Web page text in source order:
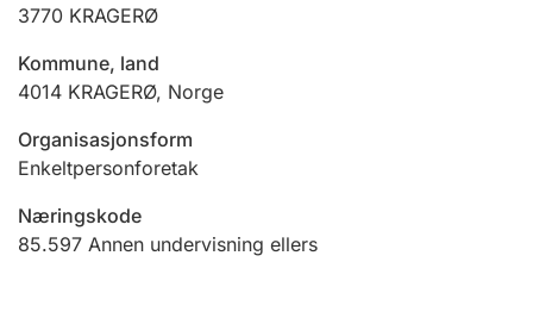
Jeger
Ektepaktveileder
Offentlig sektor
3770 KRAGERØ
Kommune, land
4014 KRAGERØ, Norge
Organisasjonsform
Enkeltpersonforetak
Næringskode
85.597 Annen undervisning ellers